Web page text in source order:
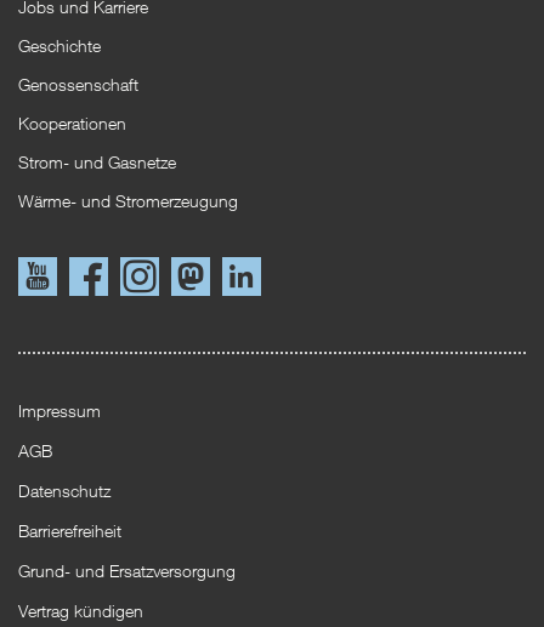
Jobs und Karriere
Geschichte
Genossenschaft
Kooperationen
Strom- und Gasnetze
Wärme- und Stromerzeugung
Link
YouTube
Link
Facebook
InstagramMastodonLinkedIn
Impressum
AGB
Datenschutz
Barrierefreiheit
Grund- und Ersatzversorgung
Vertrag kündigen